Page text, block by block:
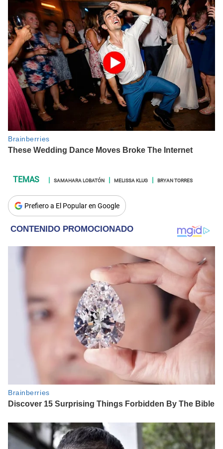
SAMAHARA LOBATÓN MELISSA KLUG BRYAN TORRES
Prefiero a El Popular en Google